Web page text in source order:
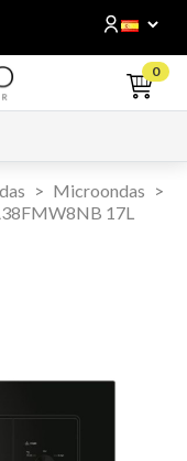
0
Microondas
17L